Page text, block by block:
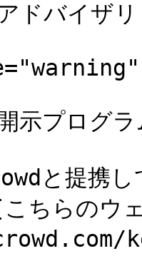
ドバイザリ
示プログラ
と提携し
ちらのウ